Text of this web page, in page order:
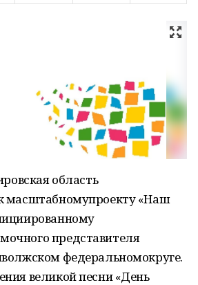
область
масштабномупроекту «Наш
представителя
федеральномокруге.
великой песни «День